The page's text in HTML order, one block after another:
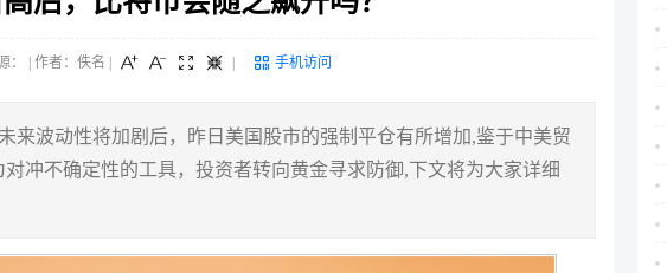
： | 作者：佚名 手机访问
来波动性将加剧后，昨日美国股市的强制平仓有所增加,鉴于中美贸
冲不确定性的工具，投资者转向黄金寻求防御,下文将为大家详细